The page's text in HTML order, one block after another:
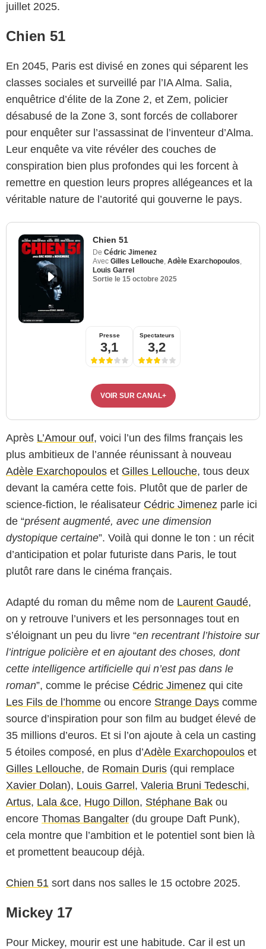
juillet 2025.
Chien 51
En 2045, Paris est divisé en zones qui séparent les
classes sociales et surveillé par l’IA Alma. Salia,
enquêtrice d’élite de la Zone 2, et Zem, policier
désabusé de la Zone 3, sont forcés de collaborer
pour enquêter sur l’assassinat de l’inventeur d’Alma.
Leur enquête va vite révéler des couches de
conspiration bien plus profondes qui les forcent à
remettre en question leurs propres allégeances et la
véritable nature de l’autorité qui gouverne le pays.
Chien 51
De Cédric Jimenez
Avec Gilles Lellouche Adèle Exarchopoulos
Louis Garrel
Sortie le 15 octobre 2025
Presse
3,1
Spectateurs
3,2
VOIR SUR CANAL+
Après L’Amour ouf, voici l’un des films français les
plus ambitieux de l’année réunissant à nouveau
Adèle Exarchopoulos et Gilles Lellouche, tous deux
devant la caméra cette fois. Plutôt que de parler de
science-fiction, le réalisateur Cédric Jimenez parle ici
de “présent augmenté, avec une dimension
dystopique certaine”. Voilà qui donne le ton : un récit
d’anticipation et polar futuriste dans Paris, le tout
plutôt rare dans le cinéma français.
Adapté du roman du même nom de Laurent Gaudé,
on y retrouve l’univers et les personnages tout en
s’éloignant un peu du livre “en recentrant l’histoire sur
l’intrigue policière et en ajoutant des choses, dont
cette intelligence artificielle qui n’est pas dans le
roman”, comme le précise Cédric Jimenez qui cite
Les Fils de l’homme ou encore Strange Days comme
source d’inspiration pour son film au budget élevé de
35 millions d’euros. Et si l’on ajoute à cela un casting
5 étoiles composé, en plus d’Adèle Exarchopoulos et
Gilles Lellouche, de Romain Duris (qui remplace
Xavier Dolan), Louis Garrel, Valeria Bruni Tedeschi,
Artus, Lala &ce, Hugo Dillon, Stéphane Bak ou
encore Thomas Bangalter (du groupe Daft Punk),
cela montre que l’ambition et le potentiel sont bien là
et promettent beaucoup déjà.
Chien 51 sort dans nos salles le 15 octobre 2025.
Mickey 17
Pour Mickey, mourir est une habitude. Car il est un